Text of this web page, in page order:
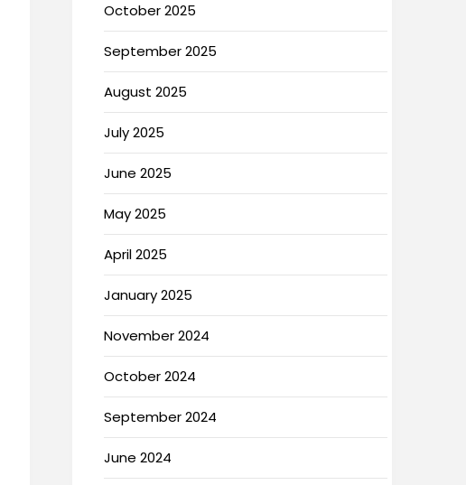
October 2025
September 2025
August 2025
July 2025
June 2025
May 2025
April 2025
January 2025
November 2024
October 2024
September 2024
June 2024